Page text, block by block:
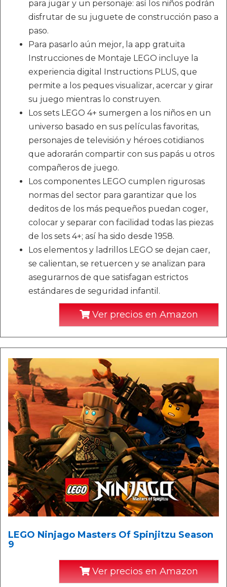
para jugar y un personaje: así los niños podrán
disfrutar de su juguete de construcción paso a
paso.
Para pasarlo aún mejor, la app gratuita
Instrucciones de Montaje LEGO incluye la
experiencia digital Instructions PLUS, que
permite a los peques visualizar, acercar y girar
su juego mientras lo construyen.
Los sets LEGO 4+ sumergen a los niños en un
universo basado en sus películas favoritas,
personajes de televisión y héroes cotidianos
que adorarán compartir con sus papás u otros
compañeros de juego.
Los componentes LEGO cumplen rigurosas
normas del sector para garantizar que los
deditos de los más pequeños puedan coger,
colocar y separar con facilidad todas las piezas
de los sets 4+; así ha sido desde 1958.
Los elementos y ladrillos LEGO se dejan caer,
se calientan, se retuercen y se analizan para
asegurarnos de que satisfagan estrictos
estándares de seguridad infantil.
Ver precios en Amazon
LEGO Ninjago Masters Of Spinjitzu Season
9
Ver precios en Amazon